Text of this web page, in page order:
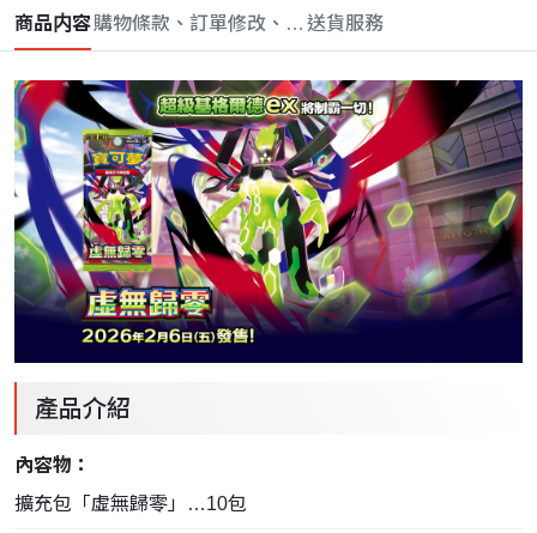
商品内容購物條款、訂單修改、取消與退款政策
送貨服務
產品介紹
內容物：
擴充包「虛無歸零」…10包